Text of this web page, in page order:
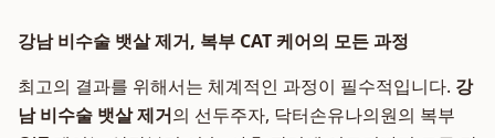
강남 비수술 뱃살 제거, 복부 CAT 케어의 모든 과정
최고의 결과를 위해서는 체계적인 과정이 필수적입니다. 강
남 비수술 뱃살 제거의 선두주자, 닥터손유나의원의 복부